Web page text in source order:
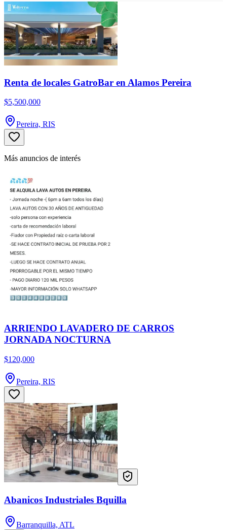
Renta de locales GatroBar en Alamos Pereira
$5,500,000
Pereira, RIS
Más anuncios de interés
ARRIENDO LAVADERO DE CARROS
JORNADA NOCTURNA
$120,000
Pereira, RIS
Abanicos Industriales Bquilla
Barranquilla, ATL